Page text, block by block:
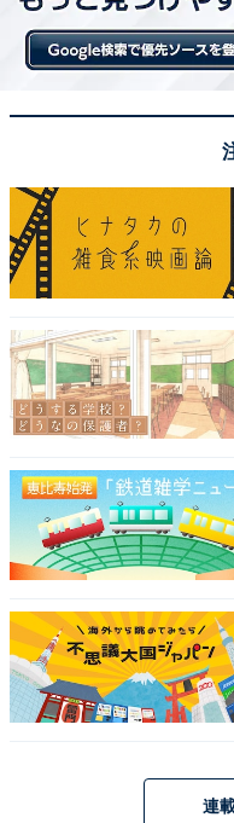
ソール部分は硬め
「EVA裏フリースクロ
連